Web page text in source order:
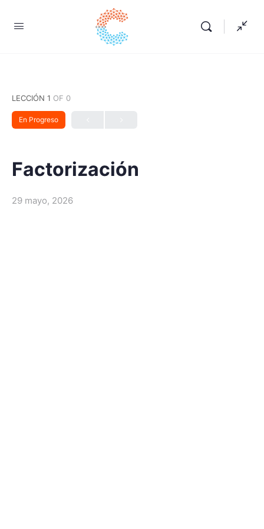
LECCIÓN 1 OF 0
En Progreso
Factorización
29 mayo, 2026